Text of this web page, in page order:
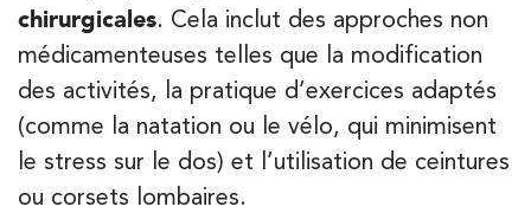
chirurgicales. Cela inclut des approches non
médicamenteuses telles que la modification
des activités, la pratique d’exercices adaptés
(comme la natation ou le vélo, qui minimisent
le stress sur le dos) et l’utilisation de ceintures
ou corsets lombaires.
20 Rue de la Pépinière 75008 Paris
20 Rue de la Pépinière 75008 Paris
01 55 06 05 07
PRENEZ RDV SUR